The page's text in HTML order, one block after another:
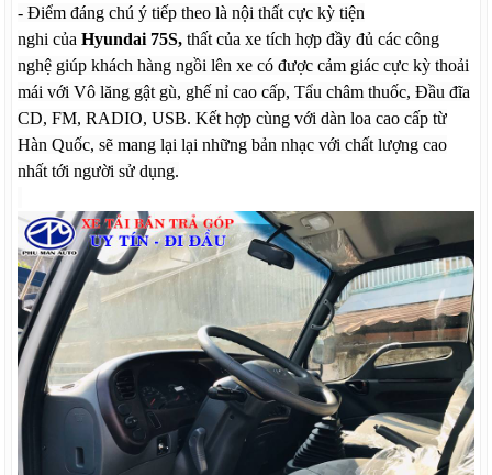
- Điểm đáng chú ý tiếp theo là nội thất cực kỳ tiện
nghi củaHyundai 75S, thất của xe tích hợp đầy đủ các công
nghệ giúp khách hàng ngồi lên xe có được cảm giác cực kỳ thoải
mái với Vô lăng gật gù, ghế nỉ cao cấp, Tẩu châm thuốc, Đầu đĩa
CD, FM, RADIO, USB. Kết hợp cùng với dàn loa cao cấp từ
Hàn Quốc, sẽ mang lại lại những bản nhạc với chất lượng cao
nhất tới người sử dụng.